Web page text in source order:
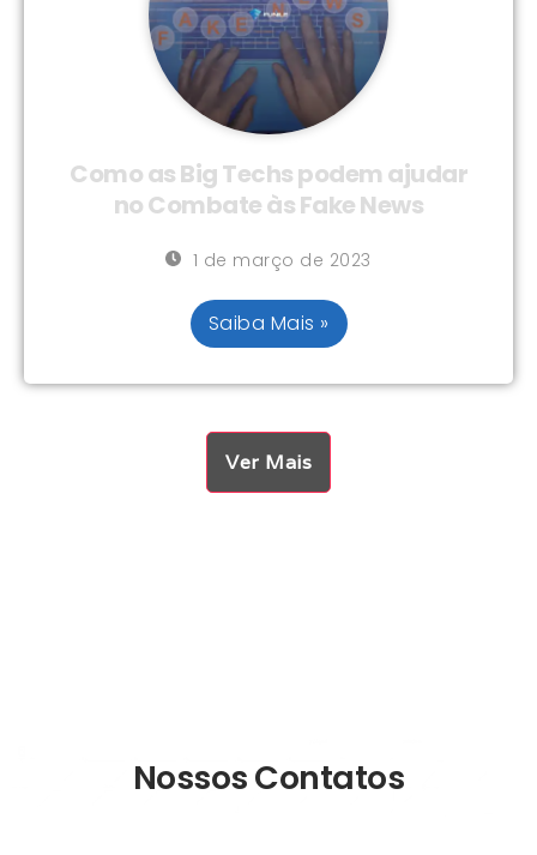
Como as Big Techs podem ajudar
no Combate às Fake News
1 de março de 2023
Saiba Mais »
Ver Mais
Nossos Contatos